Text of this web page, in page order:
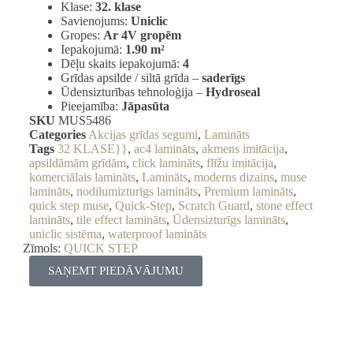
Klase: 32. klase
Savienojums: Uniclic
Gropes: Ar 4V gropēm
Iepakojumā: 1.90 m²
Dēļu skaits iepakojumā: 4
Grīdas apsilde / siltā grīda – saderīgs
Ūdensizturības tehnoloģija – Hydroseal
Pieejamība: Jāpasūta
SKU MUS5486
Categories Akcijas grīdas segumi, Lamināts
Tags 32 KLASE}}, ac4 lamināts, akmens imitācija,
apsildāmām grīdām, click lamināts, flīžu imitācija,
komerciālais lamināts, Lamināts, moderns dizains, muse
lamināts, nodilumizturīgs lamināts, Premium lamināts,
quick step muse, Quick-Step, Scratch Guard, stone effect
lamināts, tile effect lamināts, Ūdensizturīgs lamināts,
uniclic sistēma, waterproof lamināts
Zīmols: QUICK STEP
SAŅEMT PIEDĀVĀJUMU